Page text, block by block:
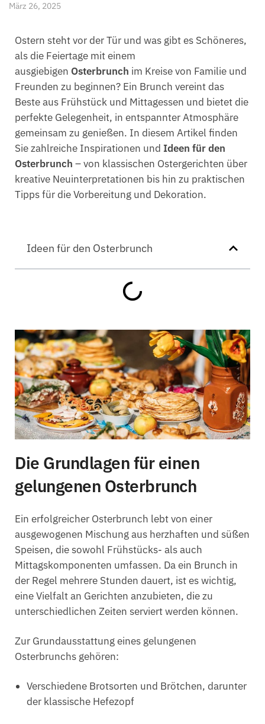
März 26, 2025
Ostern steht vor der Tür und was gibt es Schöneres,
als die Feiertage mit einem
ausgiebigen Osterbrunch im Kreise von Familie und
Freunden zu beginnen? Ein Brunch vereint das
Beste aus Frühstück und Mittagessen und bietet die
perfekte Gelegenheit, in entspannter Atmosphäre
gemeinsam zu genießen. In diesem Artikel finden
Sie zahlreiche Inspirationen und Ideen für den
Osterbrunch – von klassischen Ostergerichten über
kreative Neuinterpretationen bis hin zu praktischen
Tipps für die Vorbereitung und Dekoration.
Ideen für den Osterbrunch
Die Grundlagen für einen
gelungenen Osterbrunch
Ein erfolgreicher Osterbrunch lebt von einer
ausgewogenen Mischung aus herzhaften und süßen
Speisen, die sowohl Frühstücks- als auch
Mittagskomponenten umfassen. Da ein Brunch in
der Regel mehrere Stunden dauert, ist es wichtig,
eine Vielfalt an Gerichten anzubieten, die zu
unterschiedlichen Zeiten serviert werden können.
Zur Grundausstattung eines gelungenen
Osterbrunchs gehören:
Verschiedene Brotsorten und Brötchen, darunter
der klassische Hefezopf